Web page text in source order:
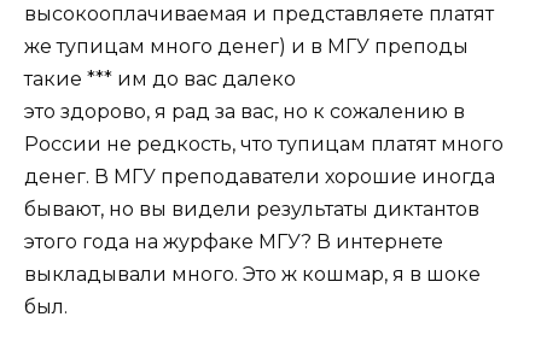
высокооплачиваемая и представляете платят
же тупицам много денег) и в МГУ преподы
такие *** им до вас далеко
это здорово, я рад за вас, но к сожалению в
России не редкость, что тупицам платят много
денег. В МГУ преподаватели хорошие иногда
бывают, но вы видели результаты диктантов
этого года на журфаке МГУ? В интернете
выкладывали много. Это ж кошмар, я в шоке
был.